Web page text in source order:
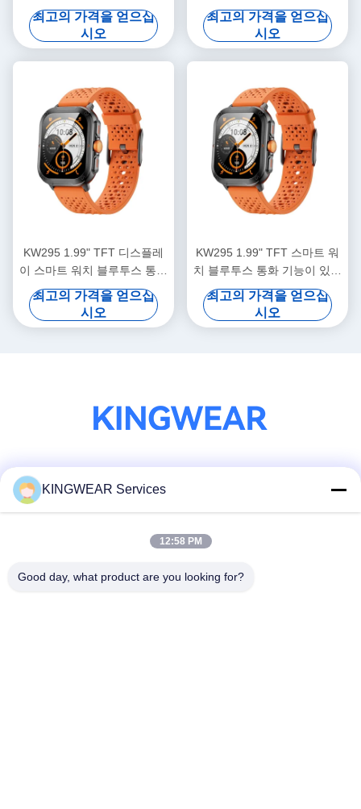
트 워치 IP68 방수
최고의 가격을 얻으십
시오
화 기능이 있는 스마트워치
최고의 가격을 얻으십
시오
KW295 1.99" TFT 디스플레
이 스마트 워치 블루투스 통화
기능이 있는 가벼운 피트니스
추적기
최고의 가격을 얻으십
시오
KW295 1.99" TFT 스마트 워
치 블루투스 통화 기능이 있는
경량 스포츠 워치
최고의 가격을 얻으십
시오
소셜 미디어
전화
KINGWEAR Services
12:58 PM
Good day, what product are you looking for?